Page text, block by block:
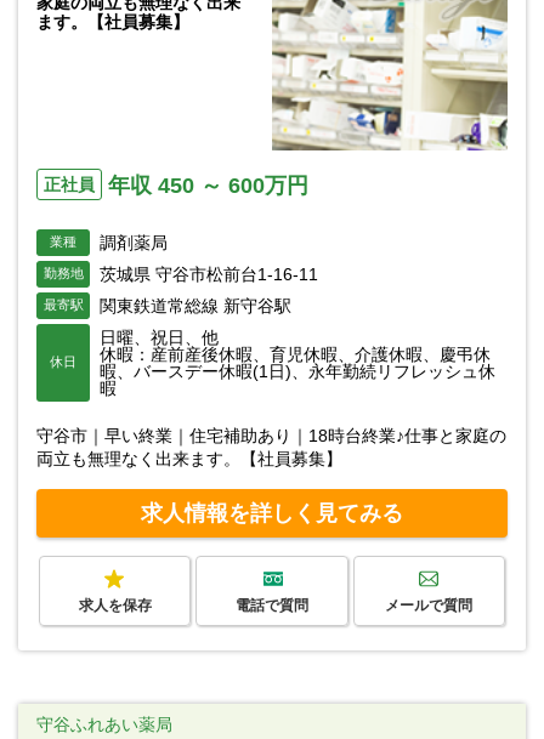
ます。【社員募集】
正社員 年収 450 ～ 600万円
業種 調剤薬局
勤務地 茨城県 守谷市松前台1-16-11
最寄駅 関東鉄道常総線 新守谷駅
休日
日曜、祝日、他
休暇：産前産後休暇、育児休暇、介護休暇、慶弔休
暇、バースデー休暇(1日)、永年勤続リフレッシュ休
暇
守谷市｜早い終業｜住宅補助あり｜18時台終業♪仕事と家庭の
両立も無理なく出来ます。【社員募集】
求人情報を詳しく見てみる
求人を保存 電話で質問 メールで質問
守谷ふれあい薬局